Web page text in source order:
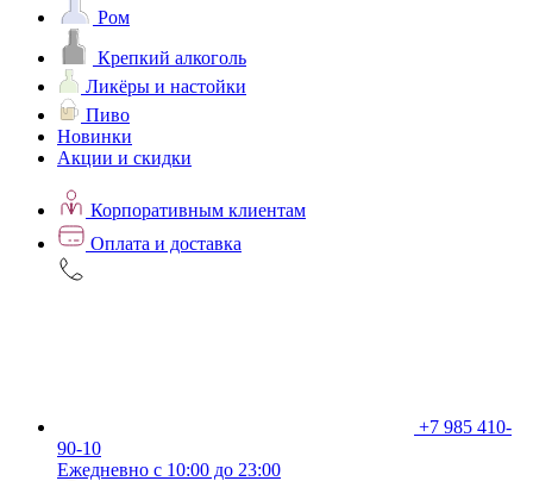
Ром
Крепкий алкоголь
Ликёры и настойки
Пиво
Новинки
Акции и скидки
Корпоративным клиентам
Оплата и доставка
+7 985 410-
90-10
Ежедневно с 10:00 до 23:00